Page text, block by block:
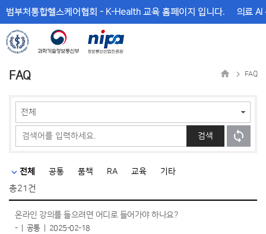
뉴
바
로
가
문
바
로
가
범부처통합헬스케어협회 - K-Health 교육 홈페이지 입니다. 의료 AI
FAQ FAQ
검색
전체 공통 품책 RA 교육 기타
총21건
- 공통
온라인 강의를 들으려면 어디로 들어가야 하나요?
2025-02-18